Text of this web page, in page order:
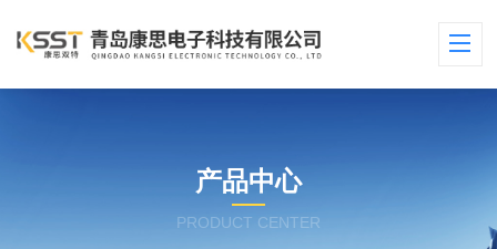
产品中心
PRODUCT CENTER